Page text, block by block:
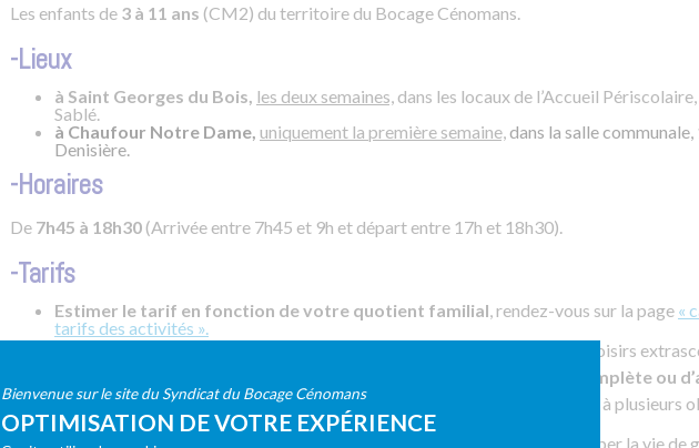
Les enfants de 3 à 11 ans (CM2) du territoire du Bocage Cénomans.
-Lieux
à Saint Georges du Bois, les deux semaines, dans les locaux de l’Accueil
Sablé.
à Chaufour Notre Dame, uniquement la première semaine,dans la salle communale,
Denisière.
-Horaires
De 7h45 à 18h30 (Arrivée entre 7h45 et 9h et départ entre 17h et 18h30).
-Tarifs
Estimer le tarif en fonction de votre quotient familial, rendez-vous sur la page «
tarifs des activités ».
Un forfait d’inscription est appliqué pendant l’ensemble des accueils de loisirs
s’inscrire en semaine complète ou
journée d’absencenon facturée choisie par la famille. Ce forfait répond à plusieurs
Valoriser le vivre ensemble au sein d’un accueil collectif et développer la vie de
Bienvenue sur le site du Syndicat du Bocage Cénomans
OPTIMISATION DE VOTRE EXPÉRIENCE